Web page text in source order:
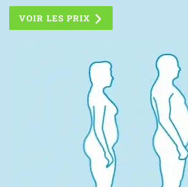
VOIR LES PRIX